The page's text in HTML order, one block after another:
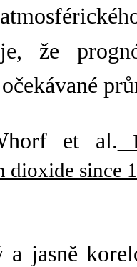
že
et al.
dioxide since
a jasně